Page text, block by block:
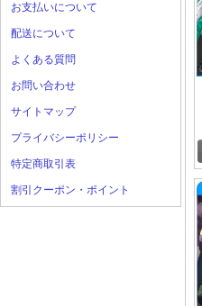
お支払いについて
配送について
よくある質問
お問い合わせ
サイトマップ
プライバシーポリシー
特定商取引表
割引クーポン・ポイント